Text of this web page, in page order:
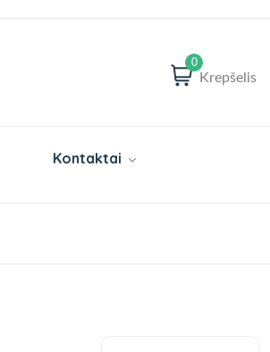
0
Krepšelis
Kontaktai